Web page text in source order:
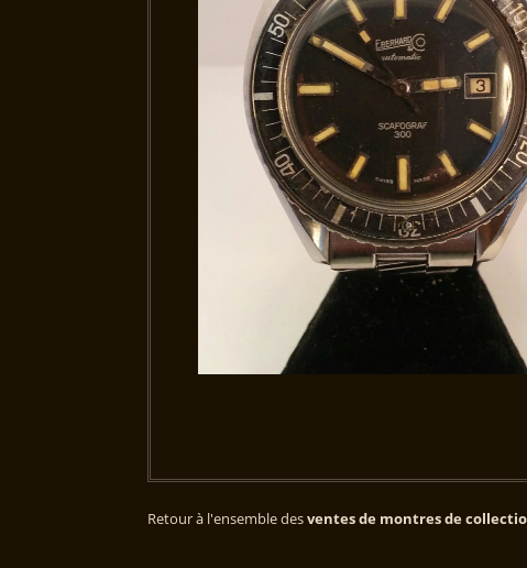
Retour à l'ensemble desventes de montres de